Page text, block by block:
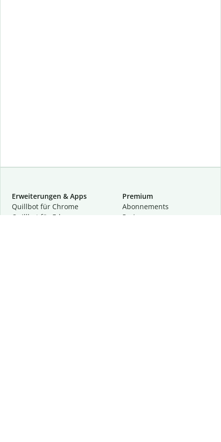
Erweiterungen & Apps
Quillbot für Chrome
Quillbot für Edge
Premium
Abon­ne­ments
Preise